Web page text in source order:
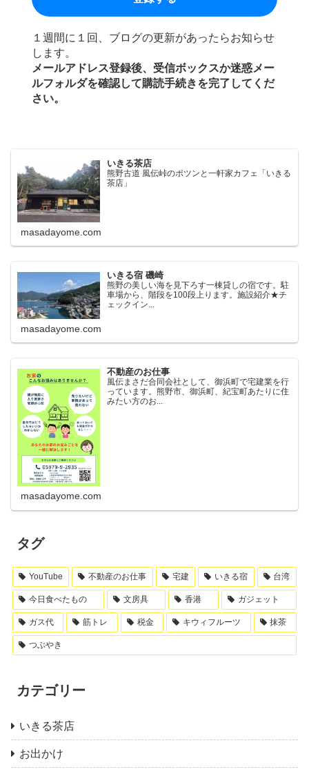
１週間に１回、ブログの更新があったらお知らせ
します。
メールアドレス登録後、受信ボックスか迷惑メー
ルフォルダを確認して購読手続きを完了してくだ
さい。
いきる茶店
熊野古道 風伝峠のポツンと一軒家カフェ「いきる
茶店」
masadayome.com
いきる宿 磯崎
熊野の美しい海を見下ろす一棟貸しの宿です。駐
車場から、階段を100段上ります。施設紹介★チ
ェックイン...
masadayome.com
不動産のお仕事
風伝まさだ合同会社として、御浜町で宅建業を行
っています。熊野市、御浜町、紀宝町あたりに住
みたい方のお...
masadayome.com
タグ
YouTube 不動産のお仕事 宅建 いきる宿 台湾
今日食べたもの 文房具 香港 ガジェット
ガス代 筋トレ 税金 キウィフルーツ 抹茶
つぶやき
カテゴリー
いきる茶店
お出かけ